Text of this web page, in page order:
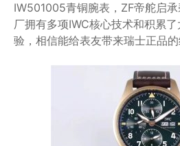
IW501005青铜腕表，ZF帝舵启
厂拥有多项IWC核心技术和积累
验，相信能给表友带来瑞士正品的